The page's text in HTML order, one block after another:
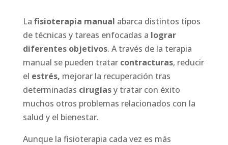
La fisioterapia manual abarca distintos tipos
de técnicas y tareas enfocadas a lograr
diferentes objetivos. A través de la terapia
manual se pueden tratar contracturas, reducir
el estrés, mejorar la recuperación tras
determinadas cirugíasy tratar con éxito
muchos otros problemas relacionados con la
salud y el bienestar.
Aunque la fisioterapia cada vez es más